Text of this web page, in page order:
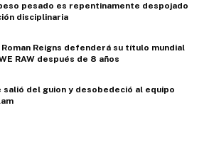
pesado es repentinamente despojado
disciplinaria
Reigns defenderá su título mundial
RAW después de 8 años
salió del guion y desobedeció al equipo